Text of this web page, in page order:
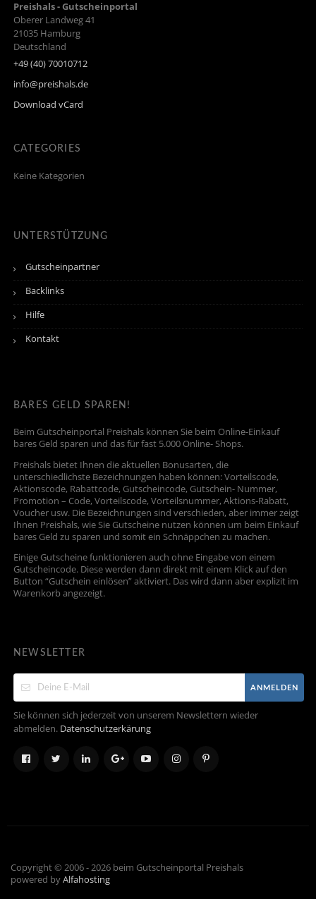
Preishals - Gutscheinportal
Oberer Landweg 41
21035 Hamburg
Deutschland
+49 (40) 70010712
info@preishals.de
Download vCard
CATEGORIES
Keine Kategorien
UNTERSTÜTZUNG
Gutscheinpartner
Backlinks
Hilfe
Kontakt
BARES GELD SPAREN!
Beim Gutscheinportal Preishals können Sie beim Online-Einkauf
bares Geld sparen und das für fast 5.000 Online- Shops.
Preishals bietet Ihnen die aktuellen Bonusarten, die
unterschiedlichste Bezeichnungen haben können: Vorteilscode,
Aktionscode, Rabattcode, Gutscheincode, Gutschein- Nummer,
Promotion – Code, Vorteilscode, Vorteilsnummer, Aktions-Rabatt,
Voucher usw. Die Bezeichnungen sind verschieden, aber immer zeigt
Ihnen Preishals, wie Sie Gutscheine nutzen können um beim Einkauf
bares Geld zu sparen und somit ein Schnäppchen zu machen.
Einige Gutscheine funktionieren auch ohne Eingabe von einem
Gutscheincode. Diese werden dann direkt mit einem Klick auf den
Button “Gutschein einlösen” aktiviert. Das wird dann aber explizit im
Warenkorb angezeigt.
NEWSLETTER
ANMELDEN
Sie können sich jederzeit von unserem Newslettern wieder
abmelden. Datenschutzerkärung
Copyright © 2006 - 2026 beim Gutscheinportal Preishals
powered byAlfahosting